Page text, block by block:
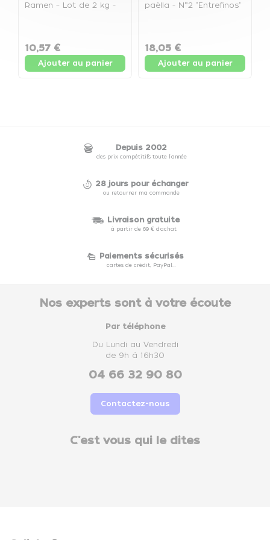
Ramen – Lot de 2 kg -
10,57 €
Ajouter au panier
paëlla - N°2 "Entrefinos"
18,05 €
Ajouter au panier
Depuis 2002
des prix compétitifs toute l'année
28 jours pour échanger
ou retourner ma commande
Livraison gratuite
à partir de 69 € d'achat
Paiements sécurisés
cartes de crédit, PayPal...
Nos experts sont à votre écoute
Par téléphone
Du Lundi au Vendredi
de 9h à 16h30
04 66 32 90 80
Contactez-nous
C'est vous qui le dites